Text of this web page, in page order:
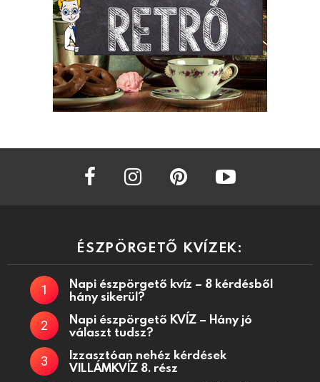
facebook instagram
ÉSZPÖRGETŐ KVÍZEK:
Napi észpörgető kvíz – 8 kérdésből
hány sikerül?
Napi észpörgető KVÍZ – Hány jó
választ tudsz?
Izzasztóan nehéz kérdések
VILLÁMKVÍZ 8. rész